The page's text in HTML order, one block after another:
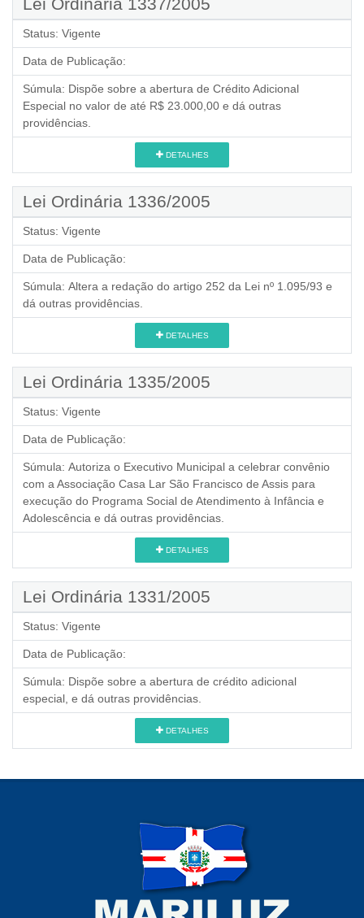
Status: Vigente
Data de Publicação:
Súmula: Dispõe sobre a abertura de Crédito Adicional
Especial no valor de até R$ 23.000,00 e dá outras
providências.
DETALHES
Lei Ordinária 1336/2005
Status: Vigente
Data de Publicação:
Súmula: Altera a redação do artigo 252 da Lei nº 1.095/93 e
dá outras providências.
DETALHES
Lei Ordinária 1335/2005
Status: Vigente
Data de Publicação:
Súmula: Autoriza o Executivo Municipal a celebrar convênio
com a Associação Casa Lar São Francisco de Assis para
execução do Programa Social de Atendimento à Infância e
Adolescência e dá outras providências.
DETALHES
Lei Ordinária 1331/2005
Status: Vigente
Data de Publicação:
Súmula: Dispõe sobre a abertura de crédito adicional
especial, e dá outras providências.
DETALHES